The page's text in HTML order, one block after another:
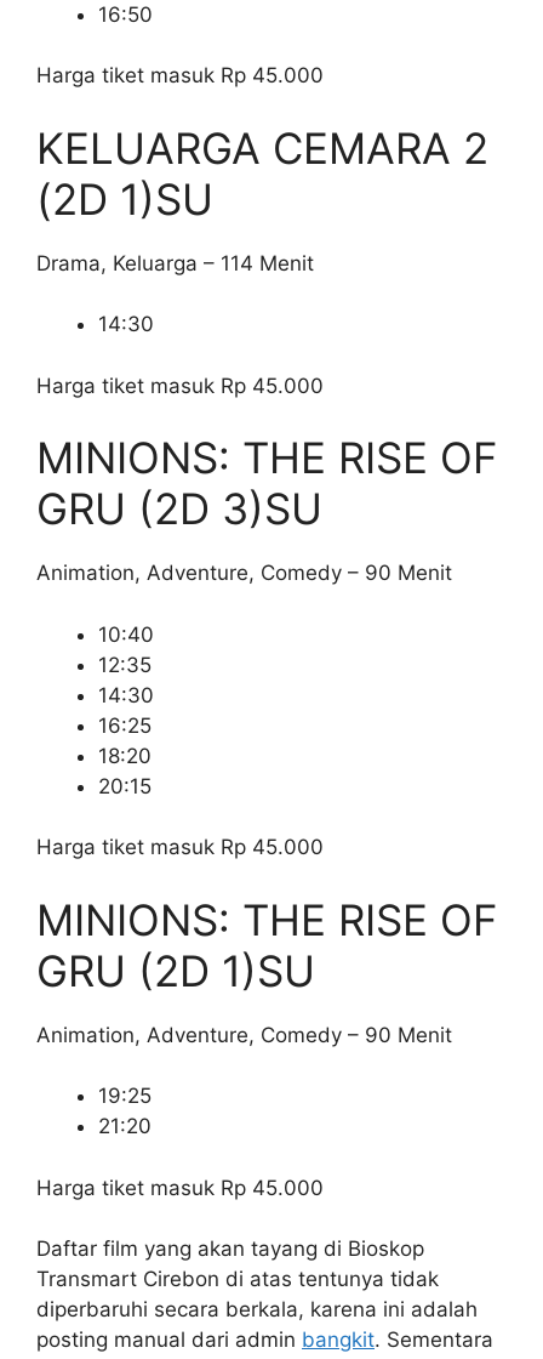
16:50
Harga tiket masuk Rp 45.000
KELUARGA CEMARA 2
(2D 1)SU
Drama, Keluarga – 114 Menit
14:30
Harga tiket masuk Rp 45.000
MINIONS: THE RISE OF
GRU (2D 3)SU
Animation, Adventure, Comedy – 90 Menit
10:40
12:35
14:30
16:25
18:20
20:15
Harga tiket masuk Rp 45.000
MINIONS: THE RISE OF
GRU (2D 1)SU
Animation, Adventure, Comedy – 90 Menit
19:25
21:20
Harga tiket masuk Rp 45.000
Daftar film yang akan tayang di Bioskop
Transmart Cirebon di atas tentunya tidak
diperbaruhi secara berkala, karena ini adalah
posting manual dari admin bangkit. Sementara